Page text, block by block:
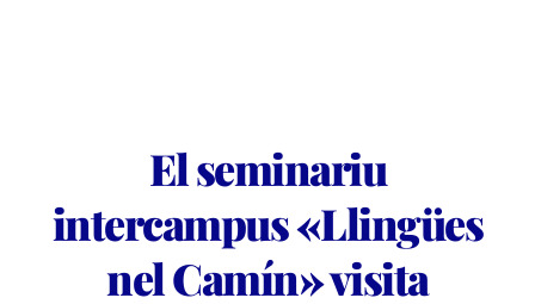
El seminariu
intercampus «Llingües
nel Camín» visita